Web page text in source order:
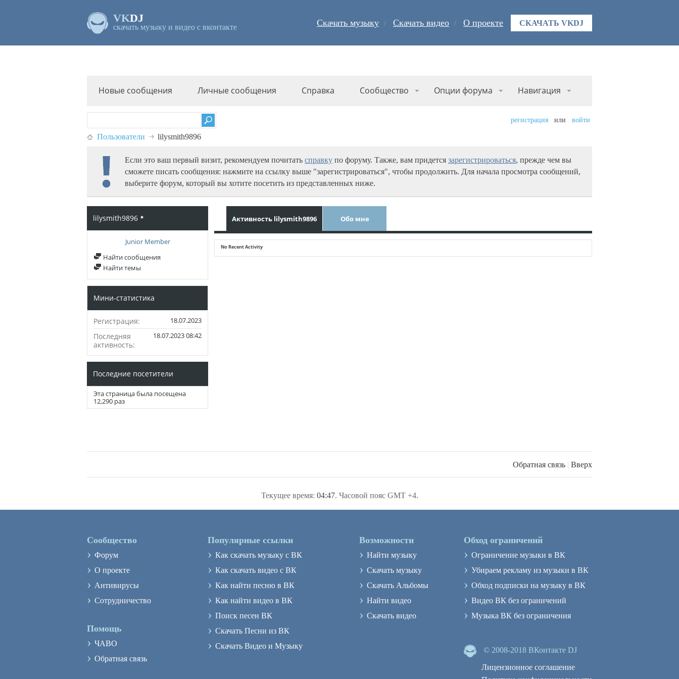
VKDJ
скачать музыку и видео с вконтакте Скачать музыку Скачать видео О проекте СКАЧАТЬ VKDJ
Новые сообщения Личные сообщения Справка Сообщество Опции форума Навигация
регистрация или войти
Пользователи lilysmith9896
Если это ваш первый визит, рекомендуем почитать справку по форуму. Также, вам придется зарегистрироваться, прежде чем вы
сможете писать сообщения: нажмите на ссылку выше "зарегистрироваться", чтобы продолжить. Для начала просмотра сообщений,
выберите форум, который вы хотите посетить из представленных ниже.
lilysmith9896
Junior Member
Найти сообщения
Найти темы
Мини-статистика
Регистрация 18.07.2023
Последняя
активность
18.07.202308:42
Последние посетители
Эта страница была посещена
12,290 раз
Активность lilysmith9896 Обо мне
No Recent Activity
Обратная связь | Вверх
Текущее время: 04:47. Часовой пояс GMT +4.
Сообщество
› Форум
› О проекте
› Антивирусы
› Сотрудничество
Помощь
› ЧАВО
› Обратная связь
Популярные ссылки
› Как скачать музыку с ВК
› Как скачать видео с ВК
› Как найти песню в ВК
› Как найти видео в ВК
› Поиск песен ВК
› Скачать Песни из ВК
› Скачать Видео и Музыку
Возможности
› Найти музыку
› Скачать музыку
› Скачать Альбомы
› Найти видео
› Скачать видео
Обход ограничений
› Ограничение музыки в ВК
› Убираем рекламу из музыки в ВК
› Обход подписки на музыку в ВК
› Видео ВК без ограничений
› Музыка ВК без ограничения
© 2008-2018 ВКонтакте DJ
Лицензионное соглашение